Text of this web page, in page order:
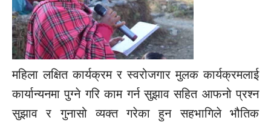
महिला लक्षित कार्यक्रम र स्वरोजगार मुलक कार्यक्रमलाई
कार्यान्यनमा पुग्ने गरि काम गर्न सुझाव सहित आफनो प्रश्न
सुझाव र गुनासो व्यक्त गरेका हुन सहभागिले भौतिक